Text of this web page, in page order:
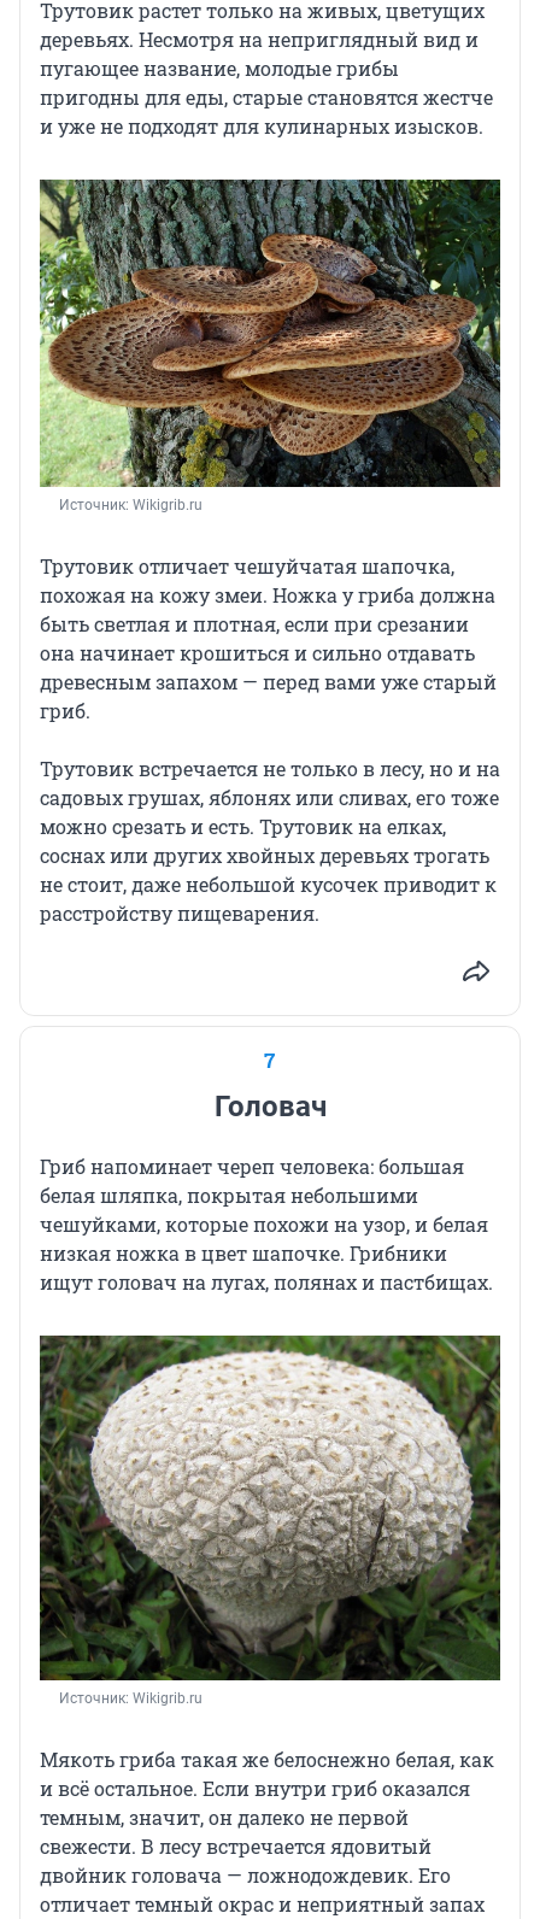
Трутовик растет только на живых, цветущих
деревьях. Несмотря на неприглядный вид и
пугающее название, молодые грибы
пригодны для еды, старые становятся жестче
и уже не подходят для кулинарных изысков.
Источник: Wikigrib.ru
Трутовик отличает чешуйчатая шапочка,
похожая на кожу змеи. Ножка у гриба должна
быть светлая и плотная, если при срезании
она начинает крошиться и сильно отдавать
древесным запахом — перед вами уже старый
гриб.
Трутовик встречается не только в лесу, но и на
садовых грушах, яблонях или сливах, его тоже
можно срезать и есть. Трутовик на елках,
соснах или других хвойных деревьях трогать
не стоит, даже небольшой кусочек приводит к
расстройству пищеварения.
7
Головач
Гриб напоминает череп человека: большая
белая шляпка, покрытая небольшими
чешуйками, которые похожи на узор, и белая
низкая ножка в цвет шапочке. Грибники
ищут головач на лугах, полянах и пастбищах.
Источник: Wikigrib.ru
Мякоть гриба такая же белоснежно белая, как
и всё остальное. Если внутри гриб оказался
темным, значит, он далеко не первой
свежести. В лесу встречается ядовитый
двойник головача — ложнодождевик. Его
отличает темный окрас и неприятный запах